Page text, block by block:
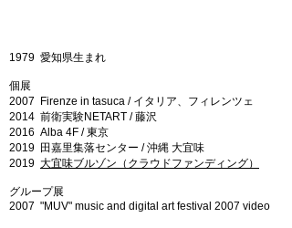
​1979 愛知県生まれ
個展
2007 Firenze in tasuca / イタリア、フィレンツェ
2014 前衛実験NETART / 藤沢
2016 Alba 4F / 東京
2019 田嘉里集落センター / 沖縄 大宜味
2019 大宜味ブルゾン（クラウドファンディング）
グループ展
​2007 "MUV" music and digital art festival 2007 video